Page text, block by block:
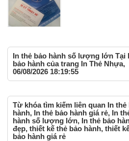
In thẻ bảo hành số lượng lớn Tại
bảo hành của trang In Thẻ Nhựa,
06/08/2026 18:19:55
Từ khóa tìm kiếm liên quan In thẻ
hành, In thẻ bảo hành giá rẻ, In
hành số lượng lớn, In thẻ bảo
đẹp, thiết kế thẻ bảo hành, thiết
bảo hành giá rẻ